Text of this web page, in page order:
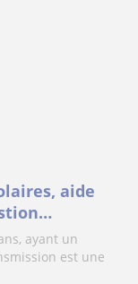
aide
ayant un
est une